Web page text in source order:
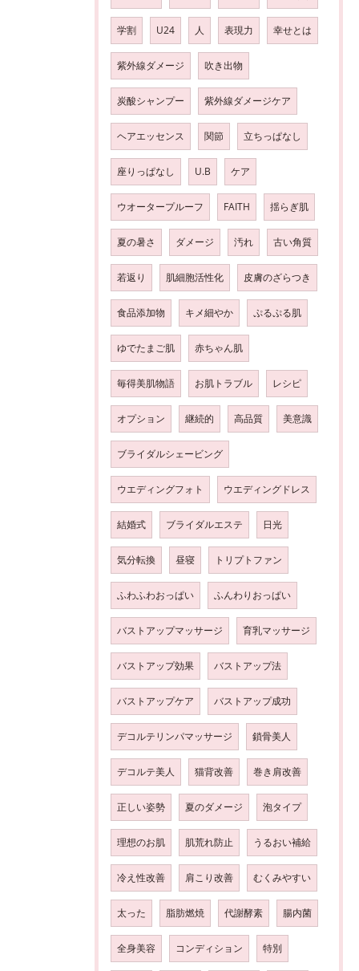
学割 U24 人 表現力 幸せとは
紫外線ダメージ 吹き出物
炭酸シャンプー 紫外線ダメージケア
ヘアエッセンス 関節 立ちっぱなし
座りっぱなし U.B ケア
ウオータープルーフ FAITH 揺らぎ肌
夏の暑さ ダメージ 汚れ 古い角質
若返り 肌細胞活性化 皮膚のざらつき
食品添加物 キメ細やか ぷるぷる肌
ゆでたまご肌 赤ちゃん肌
毎得美肌物語 お肌トラブル レシピ
オプション 継続的 高品質 美意識
ブライダルシェービング
ウエディングフォト ウエディングドレス
結婚式 ブライダルエステ 日光
気分転換 昼寝 トリプトファン
ふわふわおっぱい ふんわりおっぱい
バストアップマッサージ 育乳マッサージ
バストアップ効果 バストアップ法
バストアップケア バストアップ成功
デコルテリンパマッサージ 鎖骨美人
デコルテ美人 猫背改善 巻き肩改善
正しい姿勢 夏のダメージ 泡タイプ
理想のお肌 肌荒れ防止 うるおい補給
冷え性改善 肩こり改善 むくみやすい
太った 脂肪燃焼 代謝酵素 腸内菌
全身美容 コンディション 特別